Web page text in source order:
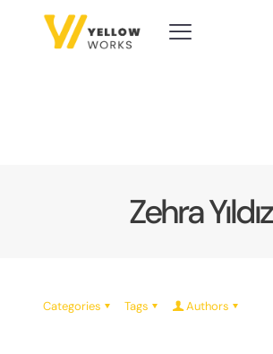
Zehra Yıldız
Categories Tags Authors